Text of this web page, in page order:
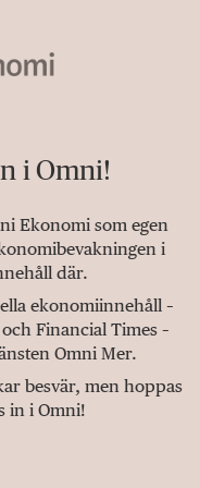
i Omni!
Ekonomi som egen
i
där.
ekonomiinnehåll –
Financial Times –
Omni Mer.
besvär, men hoppas
in i Omni!